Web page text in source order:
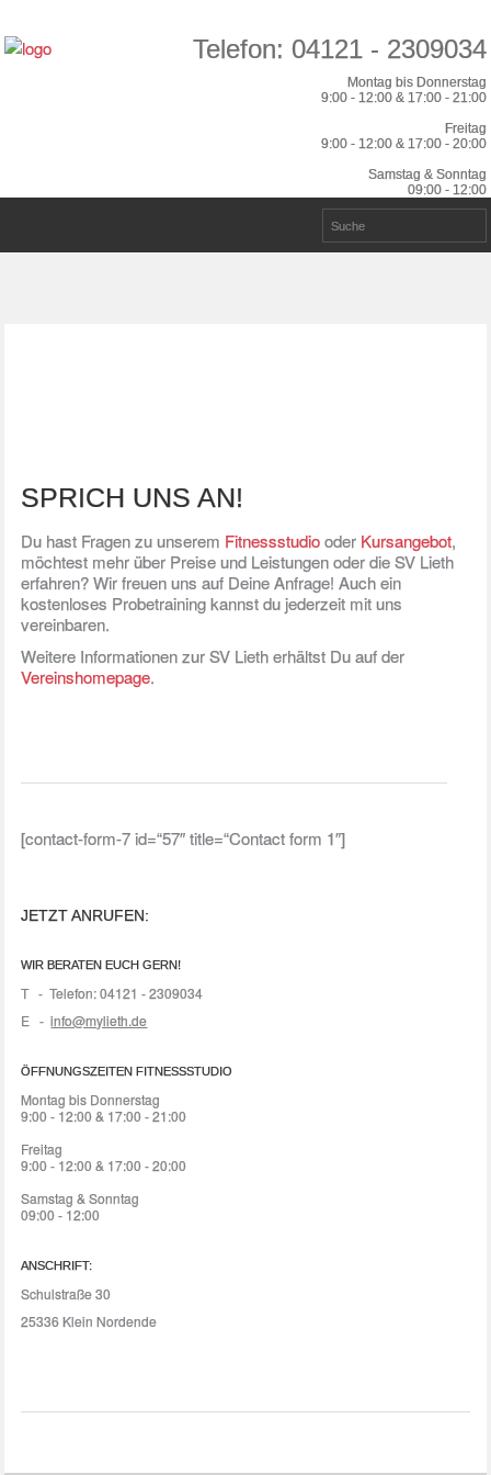
Telefon: 04121 - 2309034
Montag bis Donnerstag
9:00 - 12:00 & 17:00 - 21:00
Freitag
9:00 - 12:00 & 17:00 - 20:00
Samstag & Sonntag
09:00 - 12:00
SPRICH UNS AN!
Du hast Fragen zu unserem Fitnessstudiooder Kursangebot,
möchtest mehr über Preise und Leistungen oder die SV Lieth
erfahren? Wir freuen uns auf Deine Anfrage! Auch ein
kostenloses Probetraining kannst du jederzeit mit uns
vereinbaren.
Weitere Informationen zur SV Lieth erhältst Du auf der
Vereinshomepage.
[contact-form-7 id=“57″ title=“Contact form 1″]
JETZT ANRUFEN:
WIR BERATEN EUCH GERN!
T - Telefon: 04121 - 2309034
E -info@mylieth.de
ÖFFNUNGSZEITEN FITNESSSTUDIO
Montag bis Donnerstag
9:00 - 12:00 & 17:00 - 21:00
Freitag
9:00 - 12:00 & 17:00 - 20:00
Samstag & Sonntag
09:00 - 12:00
ANSCHRIFT:
Schulstraße 30
25336 Klein Nordende